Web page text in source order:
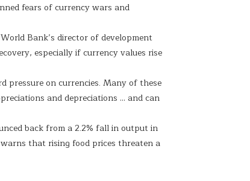
fears of currency wars and
Bank’s director of development
especially if currency values rise
pressure on currencies. Many of these
and depreciations … and can
back from a 2.2% fall in output in
that rising food prices threaten a